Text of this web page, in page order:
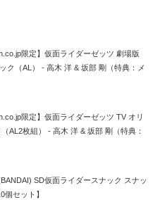
限定】仮面ライダーゼッツ 劇場版
ク（AL） - 高木 洋 & 坂部 剛（特典：メ
限定】仮面ライダーゼッツ TV オリ
AL2枚組） - 高木 洋 & 坂部 剛（特典：
SD仮面ライダースナック スナッ
個セット】